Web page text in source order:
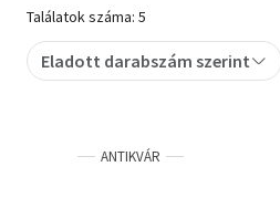
Művészet
Szakkönyv
Tankönyv, segédkönyv
Találatok száma: 5
Eladott darabszám szerint
ANTIKVÁR